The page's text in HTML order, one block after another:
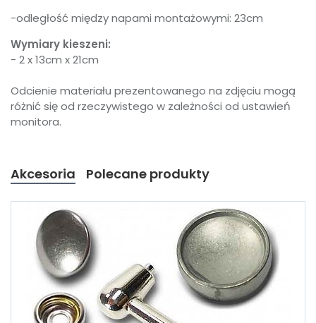
-odległość między napami montażowymi: 23cm
Wymiary kieszeni:
- 2 x 13cm x 21cm
Odcienie materiału prezentowanego na zdjęciu mogą
różnić się od rzeczywistego w zależności od ustawień
monitora.
Akcesoria Polecane produkty